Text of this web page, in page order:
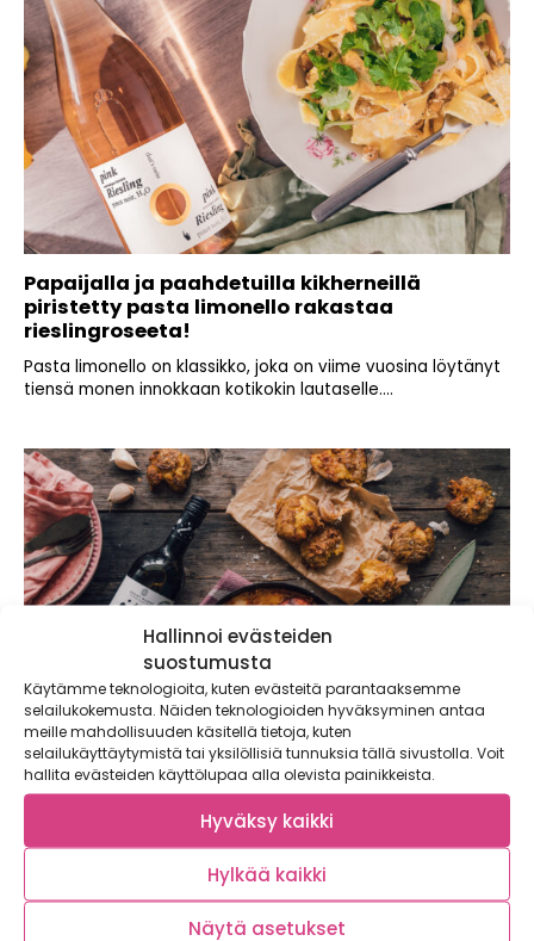
Hallinnoi evästeiden
suostumusta
Käytämme teknologioita, kuten evästeitä parantaaksemme
selailukokemusta. Näiden teknologioiden hyväksyminen antaa
meille mahdollisuuden käsitellä tietoja, kuten
selailukäyttäytymistä tai yksilöllisiä tunnuksia tällä sivustolla. Voit
hallita evästeiden käyttölupaa alla olevista painikkeista.
Hyväksy kaikki
Hylkää kaikki
Näytä asetukset
Papaijalla ja paahdetuilla kikherneillä
piristetty pasta limonello rakastaa
rieslingroseeta!
Pasta limonello on klassikko, joka on viime vuosina löytänyt
tiensä monen innokkaan kotikokin lautaselle....
Pääsiäisruokaa parhaimmillaan –
karitsanlihapullia ja valkosipulilyttypottuja
sekä pehmeää punaviiniä
Pääsiäisen juhlapöydässä kohtaavat ihana Italia, maukas
Marokko sekä aurinkoinen Australia! Karitsan jauhelihasta